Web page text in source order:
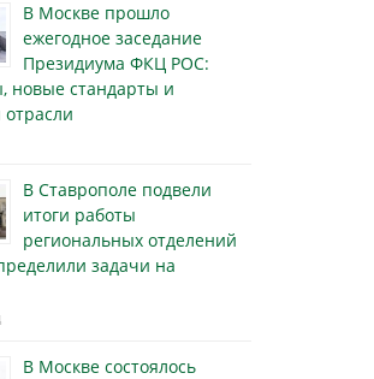
В Москве прошло
ежегодное заседание
Президиума ФКЦ РОС:
новые стандарты и
В Ставрополе подвели
итоги работы
региональных отделений
задачи на
В Москве состоялось